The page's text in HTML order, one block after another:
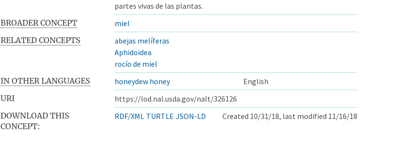
partes vivas de las plantas.
BROADER CONCEPT
miel
RELATED CONCEPTS
abejas melíferas
Aphidoidea
rocío de miel
IN OTHER LANGUAGES
honeydew honey
English
URI
https://lod.nal.usda.gov/nalt/326126
DOWNLOAD THIS
CONCEPT:
RDF/XML TURTLE JSON-LD Created 10/31/18, last modified 11/16/18